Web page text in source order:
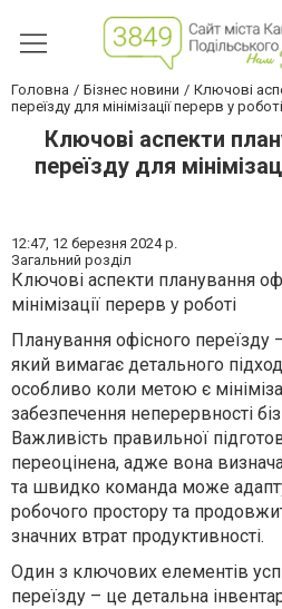
Головна Бізнес новини
Ключові
переїзду для мінімізації перерв у роботі
Ключові аспекти
переїзду для
12:47, 12 березня 2024 р.
Загальний розділ
Ключові аспекти планування
мінімізації перерв у роботі
Планування офісного переїзду
який вимагає детального
особливо коли метою є
забезпечення неперервності
Важливість правильної
переоцінена, адже вона
та швидко команда може
робочого простору та
значних втрат продуктивності.
Один з ключових елементів
переїзду – це детальна